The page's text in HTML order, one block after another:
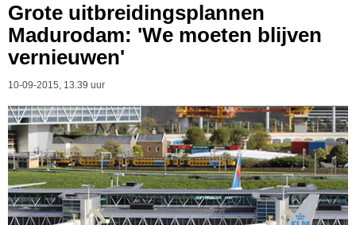
Grote uitbreidingsplannen
Madurodam: 'We moeten blijven
vernieuwen'
10-09-2015, 13.39 uur